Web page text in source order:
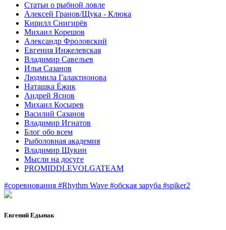
Статьи о рыбной ловле
Алексей Гранов/Щука - Клюка
Кирилл Снигирёв
Михаил Корешов
Александр Фроловский
Евгения Инжелевская
Владимир Савельев
Илья Сазанов
Людмила Галактионова
Наташка Ёжик
Андрей Яснов
Михаил Косырев
Василий Сазанов
Владимир Игнатов
Блог обо всем
Рыболовная академия
Владимир Щукин
Мысли на досуге
PROMIDDLEVOLGATEAM
#соревнования #Rhythm Wave #обская заруба #spiker2
Евгений Едынак